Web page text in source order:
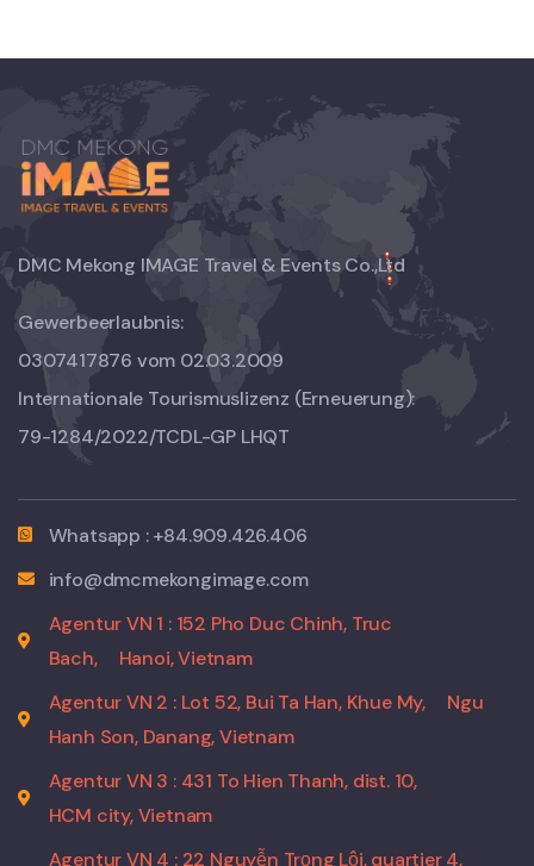
DMC Mekong IMAGE Travel & Events Co.,Ltd
Gewerbeerlaubnis:
0307417876 vom 02.03.2009
Internationale Tourismuslizenz (Erneuerung):
79-1284/2022/TCDL-GP LHQT
Whatsapp : +84.909.426.406
info@dmcmekongimage.com
Agentur VN 1 : 152 Pho Duc Chinh, Truc
Bach,
Hanoi, Vietnam
Agentur VN 2 : Lot 52, Bui Ta Han, Khue My,
Ngu
Hanh Son, Danang, Vietnam
Agentur VN 3 : 431 To Hien Thanh, dist. 10,
HCM city, Vietnam
Agentur VN 4 : 22 Nguyễn Trọng Lội, quartier 4,